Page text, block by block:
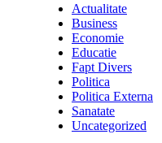
Actualitate
Business
Economie
Educatie
Fapt Divers
Politica
Politica Externa
Sanatate
Uncategorized